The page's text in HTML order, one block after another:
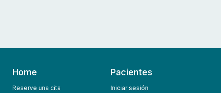
Home
Reserve una cita
Pacientes
Iniciar sesión